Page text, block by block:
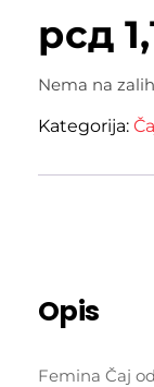
рсд
Nema na
Kategorija:
Opis
Femina Čaj